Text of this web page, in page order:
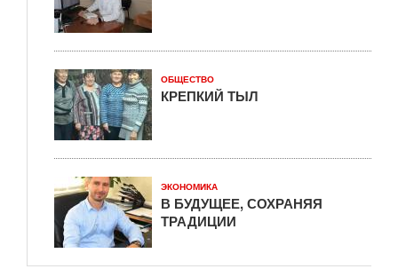
ОБЩЕСТВО
КРЕПКИЙ ТЫЛ
ЭКОНОМИКА
В БУДУЩЕЕ, СОХРАНЯЯ
ТРАДИЦИИ